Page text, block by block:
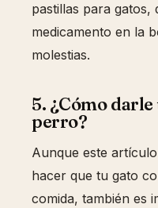
pastillas para
medicamento en la
molestias.
5. ¿Cómo
perro?
Aunque este
hacer que tu gato
comida, también es